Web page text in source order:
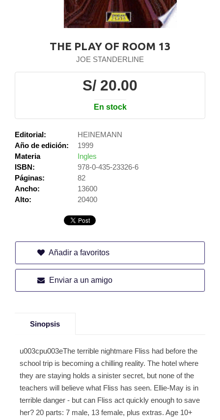
THE PLAY OF ROOM 13
JOE STANDERLINE
S/ 20.00
En stock
Editorial:
HEINEMANN
Año de edición:
1999
Materia
Ingles
ISBN:
978-0-435-23326-6
Páginas:
82
Ancho:
13600
Alto:
20400
Añadir a favoritos
Enviar a un amigo
Sinopsis
u003cpu003eThe terrible nightmare Fliss had before the
school trip is becoming a chilling reality. The hotel where
they are staying holds a sinister secret, but none of the
teachers will believe what Fliss has seen. Ellie-May is in
terrible danger - but can Fliss act quickly enough to save
her? 20 parts: 7 male, 13 female, plus extras. Age 10+